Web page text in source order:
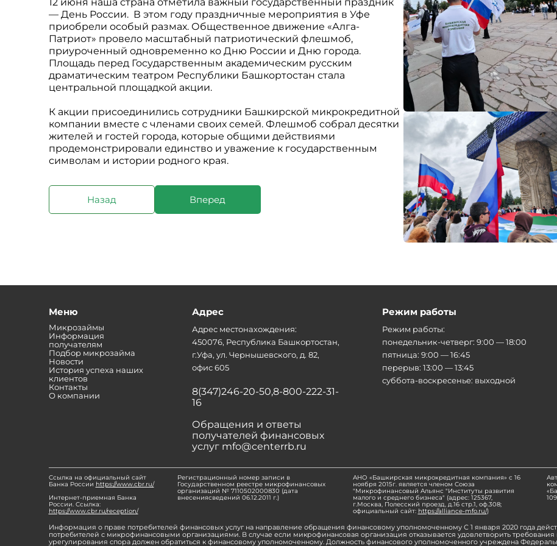
— День России. В этом году праздничные мероприятия в Уфе
приобрели особый размах. Общественное движение «Алга-
Патриот» провело масштабный патриотический флешмоб,
приуроченный одновременно ко Дню России и Дню города.
Площадь перед Государственным академическим русским
драматическим театром Республики Башкортостан стала
центральной площадкой акции.
К акции присоединились сотрудники Башкирской микрокредитной
компании вместе с членами своих семей. Флешмоб собрал десятки
жителей и гостей города, которые общими действиями
продемонстрировали единство и уважение к государственным
символам и истории родного края.
Назад Вперед
Меню
Микрозаймы
Информация
получателям
Подбор микрозайма
Новости
История успеха наших
клиентов
Контакты
О компании
Адрес
Адрес местонахождения:
450076, Республика Башкортостан,
г.Уфа, ул. Чернышевского, д. 82,
офис 605
8(347)246-20-50,8-800-222-31-
16
Обращения и ответы
получателей финансовых
услуг mfo@centerrb.ru
Режим работы
Режим работы:
понедельник-четверг: 9:00 — 18:00
пятница: 9:00 — 16:45
перерыв: 13:00 — 13:45
суббота-воскресенье: выходной
Ссылка на официальный сайт
Банка России https://www.cbr.ru/
Интернет-приемная Банка
России. Ссылка:
https://www.cbr.ru/reception/
Регистрационный номер записи в
Государственном реестре микрофинансовых
организаций № 7110502000830 (дата
внесениясведений 06.12.2011 г.)
АНО «Башкирская микрокредитная компания» с 16
ноября 2015г. является членом Союза
"Микрофинансовый Альянс "Институты развития
малого и среднего бизнеса" (адрес: 125367,
г.Москва, Полесский проезд, д.16 стр.1, оф.308;
официальный сайт: https://alliance-mfo.ru/)
Информация о праве потребителей финансовых услуг на направление обращения финансовому уполномоченному С 1 января 2020 года
потребителей с микрофинансовыми организациями. В случае если микрофинансовая организация отказывается удовлетворить
урегулирования спора должен обратиться к финансовому уполномоченному. Должность финансового уполномоченного учреждена